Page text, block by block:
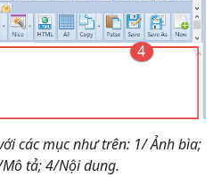
các mục như trên: 1/ Ảnh bìa;
tả; 4/Nội dung.